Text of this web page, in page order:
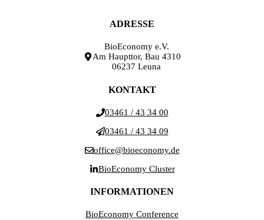
ADRESSE
BioEconomy e.V.
Am Haupttor, Bau 4310
06237 Leuna
KONTAKT
03461 / 43 34 00
03461 / 43 34 09
office@bioeconomy.de
BioEconomy Cluster
INFORMATIONEN
BioEconomy Conference